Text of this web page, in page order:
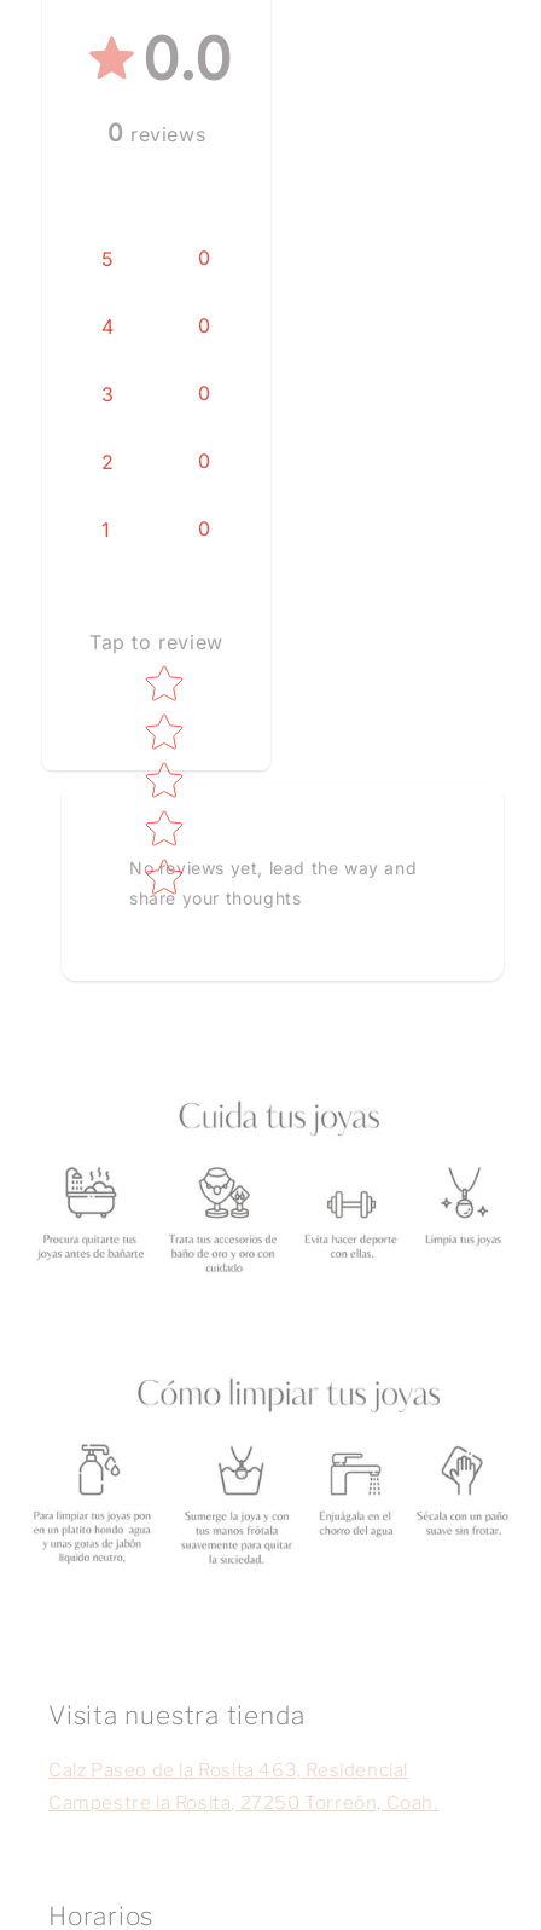
0.0
0 reviews
5 0
4 0
3 0
2 0
1 0
Tap to review
Star rating
No reviews yet, lead the way and
share your thoughts
Visita nuestra tienda
Calz Paseo de la Rosita 463, Residencial
Campestre la Rosita, 27250 Torreón, Coah.
Horarios